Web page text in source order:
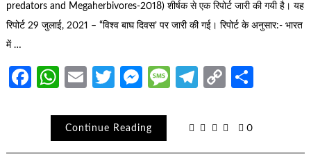
predators and Megaherbivores-2018) शीर्षक से एक रिपोर्ट जारी की गयी है। यह
रिपोर्ट 29 जुलाई, 2021 – “विश्व बाघ दिवस’ पर जारी की गई। रिपोर्ट के अनुसार:- भारत
में …
Facebook
WhatsApp
EmailTwitter
Messenger
Message
Telegram
Copy
Continue Reading 0